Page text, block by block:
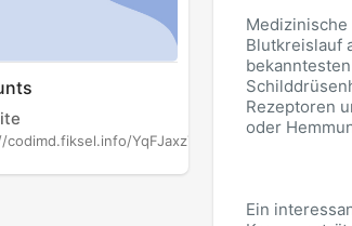
YqFJaxz7SuixXWqXN4ByNA/
Blutkreislauf
Rezeptoren
oder
Ein